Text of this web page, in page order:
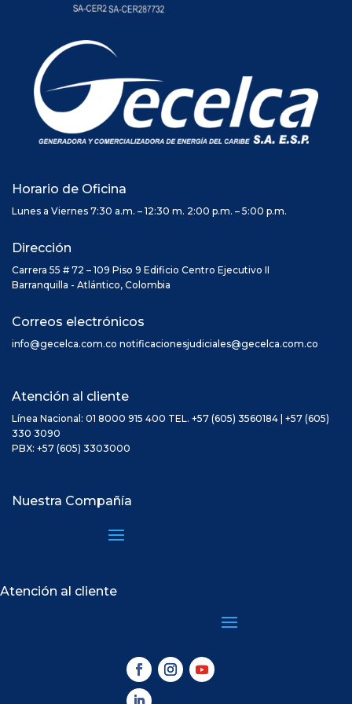
Horario de Oficina
Lunes a Viernes 7:30 a.m. – 12:30 m. 2:00 p.m. – 5:00 p.m.
Dirección
Carrera 55 # 72 – 109 Piso 9 Edificio Centro Ejecutivo II
Barranquilla - Atlántico, Colombia
Correos electrónicos
info@gecelca.com.co notificacionesjudiciales@gecelca.com.co
Atención al cliente
Línea Nacional: 01 8000 915 400 TEL. +57 (605) 3560184 | +57 (605)
330 3090
PBX: +57 (605) 3303000
Nuestra Compañía
Atención al cliente